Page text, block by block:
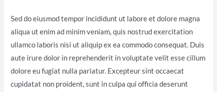
Sed do eiusmod tempor incididunt ut labore et dolore magna
aliqua ut enim ad minim veniam, quis nostrud exercitation
ullamco laboris nisi ut aliquip ex ea commodo consequat. Duis
aute irure dolor in reprehenderit in voluptate velit esse cillum
dolore eu fugiat nulla pariatur. Excepteur sint occaecat
cupidatat non proident, sunt in culpa qui officia deserunt